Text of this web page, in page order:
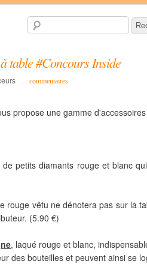
table #Concours Inside
… commentaires
propose une gamme
de petits diamants rouge et blanc
rouge vêtu ne dénotera pas sur la
(5.90 €)
, laqué rouge et blanc,
des bouteilles et peuvent ainsi se